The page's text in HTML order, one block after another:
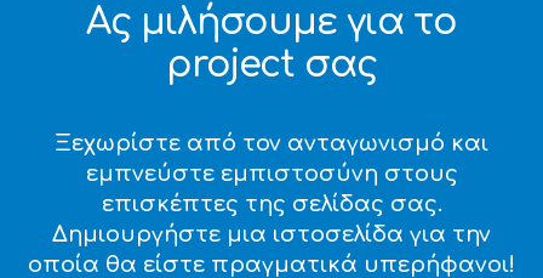
Ας μιλήσουμε για το
project σας
Ξεχωρίστε από τον ανταγωνισμό και
εμπνεύστε εμπιστοσύνη στους
επισκέπτες της σελίδας σας.
Δημιουργήστε μια ιστοσελίδα για την
οποία θα είστε πραγματικά υπερήφανοι!